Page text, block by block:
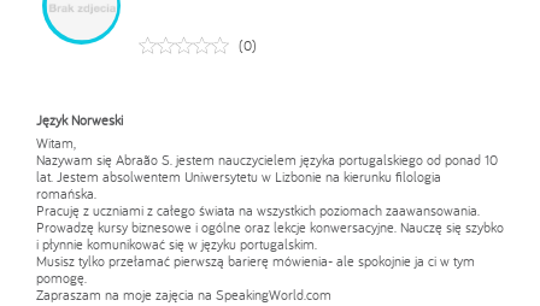
0
Język Norweski
Witam,
Nazywam się Abraão S. jestem nauczycielem języka portugalskiego od ponad 10
lat. Jestem absolwentem Uniwersytetu w Lizbonie na kierunku filologia
romańska.
Pracuję z uczniami z całego świata na wszystkich poziomach zaawansowania.
Prowadzę kursy biznesowe i ogólne oraz lekcje konwersacyjne. Nauczę się szybko
i płynnie komunikować się w języku portugalskim.
Musisz tylko przełamać pierwszą barierę mówienia- ale spokojnie ja ci w tym
pomogę.
Zapraszam na moje zajęcia na SpeakingWorld.com
Język Norweski
Hello,
My name is Abraão S. I am a Portuguese language teacher for over 10 years. I
am
a graduate of the University of Lisbon in the field of Roman philology. I work with
students from all over the world at all levels. I run courses business and general,
as well as conversation classes. I will learn quickly and fluently in my language
Portuguese. You just have to break the first barrier of speaking - but I can help
you with it.
I invite you to my classes at SpeakingWorld.com